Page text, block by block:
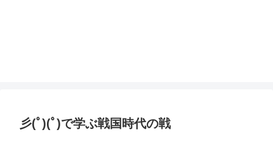
彡(ﾟ)(ﾟ)で学ぶ戦国時代の戦